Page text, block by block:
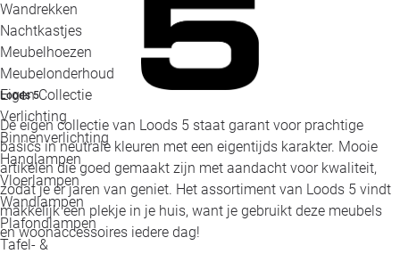
Wandrekken
Nachtkastjes
Meubelhoezen
Meubelonderhoud
Eigen Collectie
Verlichting
Binnenverlichting
Hanglampen
Vloerlampen
Wandlampen
Plafondlampen
Tafel- &
Loods 5
De eigen collectie van Loods 5 staat garant voor prachtige
basics in neutrale kleuren met een eigentijds karakter. Mooie
artikelen die goed gemaakt zijn met aandacht voor kwaliteit,
zodat je er jaren van geniet. Het assortiment van Loods 5 vindt
makkelijk een plekje in je huis, want je gebruikt deze meubels
en woonaccessoires iedere dag!